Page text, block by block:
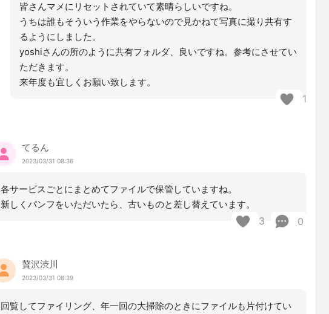
皆さんマメにリセットされていて素晴らしいですね。
うちは誰もそういう作業をやらないので見かねて写真に撮り共有す
るようにしました。
yoshiさんの所のように共有フォルダ、良いですね。参考にさせてい
ただきます。
来年度も宜しくお願い致します。
1
てるん
2023/03/31 08:36
各サービスごとにまとめてファイルで保管していますね。
新しくパンフをいただいたら、古いものと差し替えています。
3 0
贅沢渋川
2023/03/31 08:39
回覧してファイリング、年一回の大掃除のときにファイルも片付けてい